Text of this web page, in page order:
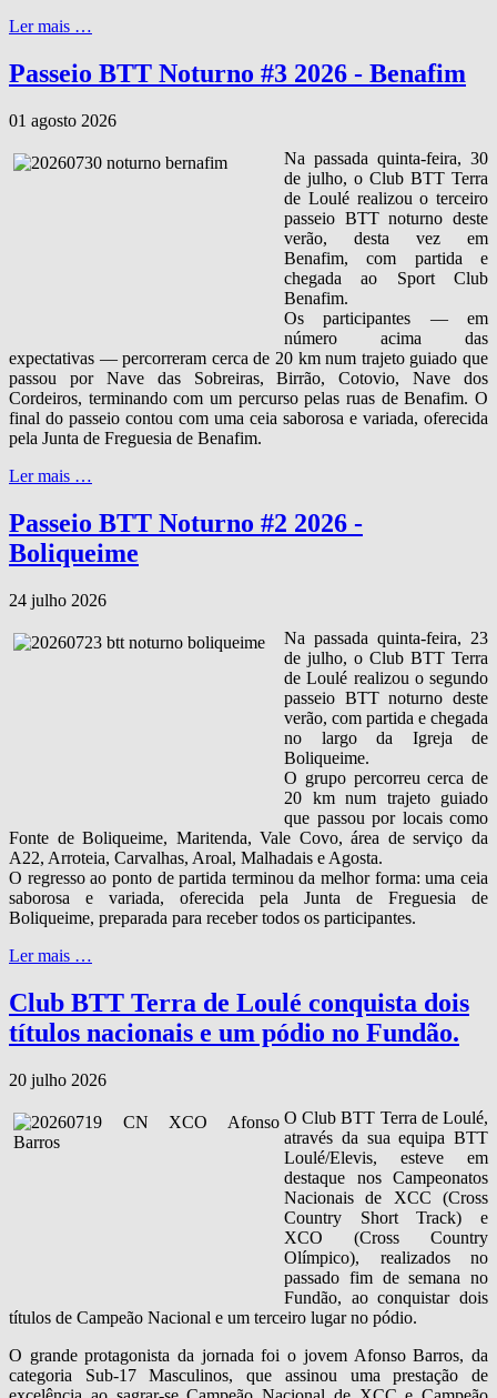
Ler mais …
Passeio BTT Noturno #3 2026 - Benafim
01 agosto 2026
Na passada quinta‑feira, 30
de julho, o Club BTT Terra
de Loulé realizou o terceiro
passeio BTT noturno deste
verão, desta vez em
Benafim, com partida e
chegada ao Sport Club
Benafim.
Os participantes — em
número acima das
expectativas — percorreram cerca de 20 km num trajeto guiado que
passou por Nave das Sobreiras, Birrão, Cotovio, Nave dos
Cordeiros, terminando com um percurso pelas ruas de Benafim. O
final do passeio contou com uma ceia saborosa e variada, oferecida
pela Junta de Freguesia de Benafim.
Ler mais …
Passeio BTT Noturno #2 2026 -
Boliqueime
24 julho 2026
Na passada quinta‑feira, 23
de julho, o Club BTT Terra
de Loulé realizou o segundo
passeio BTT noturno deste
verão, com partida e chegada
no largo da Igreja de
Boliqueime.
O grupo percorreu cerca de
20 km num trajeto guiado
que passou por locais como
Fonte de Boliqueime, Maritenda, Vale Covo, área de serviço da
A22, Arroteia, Carvalhas, Aroal, Malhadais e Agosta.
O regresso ao ponto de partida terminou da melhor forma: uma ceia
saborosa e variada, oferecida pela Junta de Freguesia de
Boliqueime, preparada para receber todos os participantes.
Ler mais …
Club BTT Terra de Loulé conquista dois
títulos nacionais e um pódio no Fundão.
20 julho 2026
O Club BTT Terra de Loulé,
através da sua equipa BTT
Loulé/Elevis, esteve em
destaque nos Campeonatos
Nacionais de XCC (Cross
Country Short Track) e
XCO (Cross Country
Olímpico), realizados no
passado fim de semana no
Fundão, ao conquistar dois
títulos de Campeão Nacional e um terceiro lugar no pódio.
O grande protagonista da jornada foi o jovem Afonso Barros, da
categoria Sub‑17 Masculinos, que assinou uma prestação de